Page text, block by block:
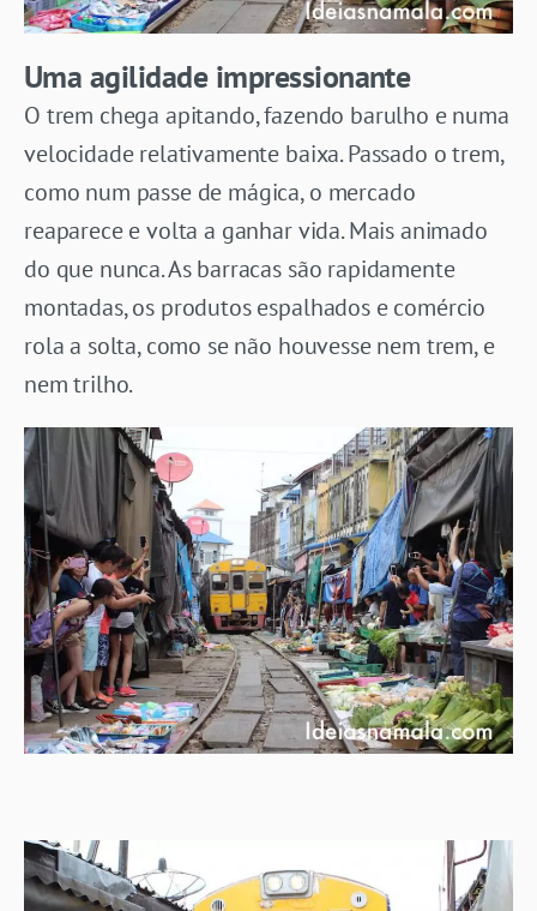
Uma agilidade impressionante
O trem chega apitando, fazendo barulho e numa
velocidade relativamente baixa. Passado o trem,
como num passe de mágica, o mercado
reaparece e volta a ganhar vida. Mais animado
do que nunca. As barracas são rapidamente
montadas, os produtos espalhados e comércio
rola a solta, como se não houvesse nem trem, e
nem trilho.